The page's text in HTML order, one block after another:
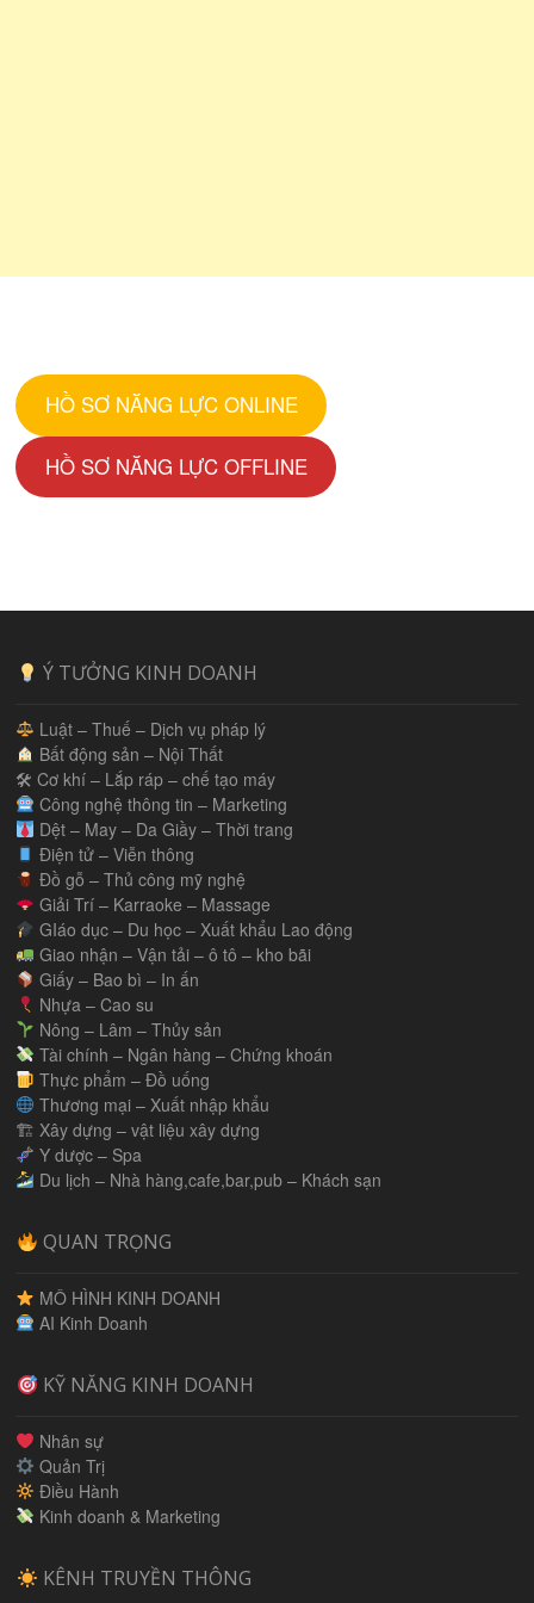
HỒ SƠ NĂNG LỰC ONLINE
HỒ SƠ NĂNG LỰC OFFLINE
Ý TƯỞNG KINH DOANH
Luật – Thuế – Dịch vụ pháp lý
Bất động sản – Nội Thất
🛠 Cơ khí – Lắp ráp – chế tạo máy
Công nghệ thông tin – Marketing
Dệt – May – Da Giầy – Thời trang
Điện tử – Viễn thông
Đồ gỗ – Thủ công mỹ nghệ
Giải Trí – Karraoke – Massage
GIáo dục – Du học – Xuất khẩu Lao động
Giao nhận – Vận tải – ô tô – kho bãi
Giấy – Bao bì – In ấn
Nhựa – Cao su
Nông – Lâm – Thủy sản
Tài chính – Ngân hàng – Chứng khoán
Thực phẩm – Đồ uống
Thương mại – Xuất nhập khẩu
🏗 Xây dựng – vật liệu xây dựng
Y dược – Spa
Du lịch – Nhà hàng,cafe,bar,pub – Khách sạn
QUAN TRỌNG
MÔ HÌNH KINH DOANH
AI Kinh Doanh
KỸ NĂNG KINH DOANH
Nhân sự
Quản Trị
Điều Hành
Kinh doanh & Marketing
KÊNH TRUYỀN THÔNG